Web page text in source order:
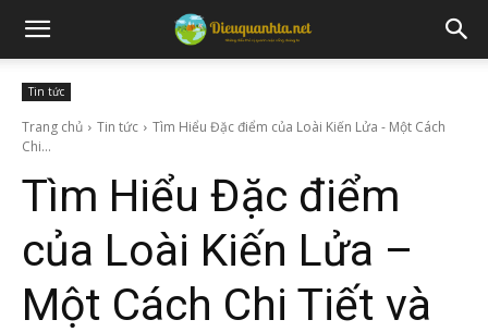
Tin tức
Trang chủ Tin tức
Tìm Hiểu Đặc điểm của Loài Kiến Lửa - Một Cách
Chi...
Tìm Hiểu Đặc điểm
của Loài Kiến Lửa –
Một Cách Chi Tiết và